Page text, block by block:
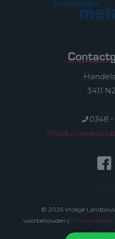
3411
0348 -
© 2026 Vroege
voorbehouden |
Social